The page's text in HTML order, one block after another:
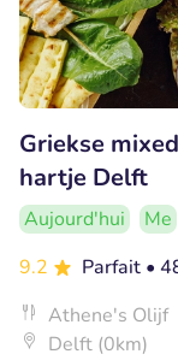
Griekse
hartje Delft
Aujourd'hui Me
9.2
Parfait •
Athene's Olijf
Delft (0km)